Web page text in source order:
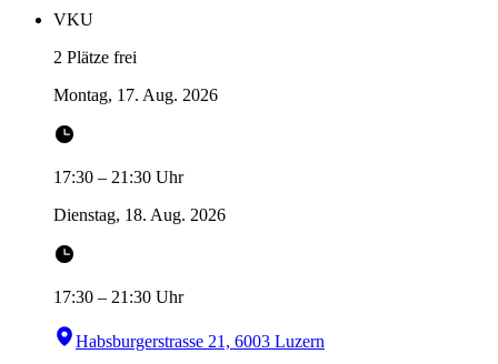
VKU
2 Plätze frei
Montag, 17. Aug. 2026
17:30 – 21:30 Uhr
Dienstag, 18. Aug. 2026
17:30 – 21:30 Uhr
Habsburgerstrasse 21, 6003 Luzern